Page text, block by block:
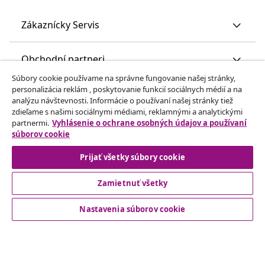
Zákaznícky Servis
Obchodní partneri
vidaXL
Nájdite viac
© 2008-2026 vidaXL www.vidaxl.sk je webová stránka vidaXL
Súbory cookie používame na správne fungovanie našej stránky,
personalizácia reklám , poskytovanie funkcií sociálnych médií a na
analýzu návštevnosti. Informácie o používaní našej stránky tiež
zdieľame s našimi sociálnymi médiami, reklamnými a analytickými
partnermi. Vyhlásenie o ochrane osobných údajov a používaní
súborov cookie
Prijať všetky súbory cookie
Zamietnuť všetky
Nastavenia súborov cookie